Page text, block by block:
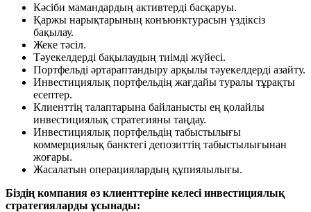
Кәсіби мамандардың активтерді басқаруы.
Қаржы нарықтарының конъюнктурасын үздіксіз
бақылау.
Жеке тәсіл.
Тәуекелдерді бақылаудың тиімді жүйесі.
Портфельді әртараптандыру арқылы тәуекелдерді азайту.
Инвестициялық портфельдің жағдайы туралы тұрақты
есептер.
Клиенттің талаптарына байланысты ең қолайлы
инвестициялық стратегияны таңдау.
Инвестициялық портфельдің табыстылығы
коммерциялық банктегі депозиттің табыстылығынан
жоғары.
Жасалатын операциялардың құпиялылығы.
Біздің компания өз клиенттеріне келесі инвестициялық
стратегияларды ұсынады: